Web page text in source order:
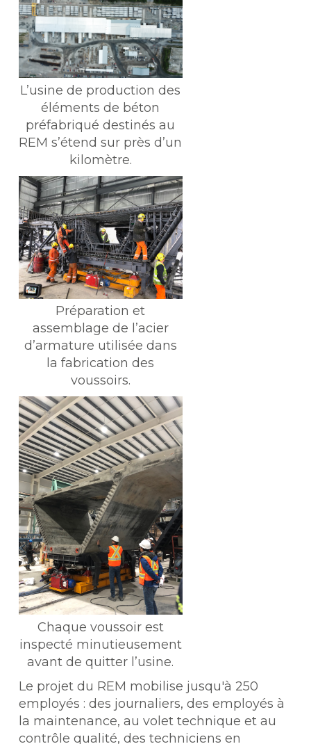
L’usine de production des
éléments de béton
préfabriqué destinés au
REM s’étend sur près d’un
kilomètre.
Préparation et
assemblage de l’acier
d’armature utilisée dans
la fabrication des
voussoirs.
Chaque voussoir est
inspecté minutieusement
avant de quitter l’usine.
Le projet du REM mobilise jusqu'à 250
employés : des journaliers, des employés à
la maintenance, au volet technique et au
contrôle qualité, des techniciens en